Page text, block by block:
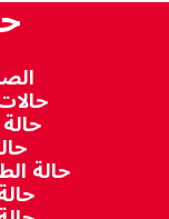
حالة